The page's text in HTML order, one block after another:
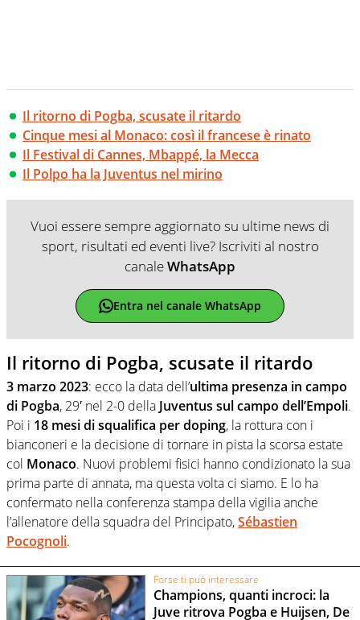
Il ritorno di Pogba, scusate il ritardo
Cinque mesi al Monaco: così il francese è rinato
Il Festival di Cannes, Mbappé, la Mecca
Il Polpo ha la Juventus nel mirino
Vuoi essere sempre aggiornato su ultime news di
sport, risultati ed eventi live? Iscriviti al nostro
canaleWhatsApp
Entra nel canale WhatsApp
Il ritorno di Pogba, scusate il ritardo
3 marzo 2023: ecco la data dell’ultima presenza in campo
di Pogba, 29′ nel 2-0 della Juventus sul campo dell’Empoli.
Poi i 18 mesi di squalifica per doping, la rottura con i
bianconeri e la decisione di tornare in pista la scorsa estate
col Monaco. Nuovi problemi fisici hanno condizionato la sua
prima parte di annata, ma questa volta ci siamo. E lo ha
confermato nella conferenza stampa della vigilia anche
l’allenatore della squadra del Principato,Sébastien
Pocognoli.
Forse ti può interessare
Champions, quanti incroci: la
Juve ritrova Pogba e Huijsen, De